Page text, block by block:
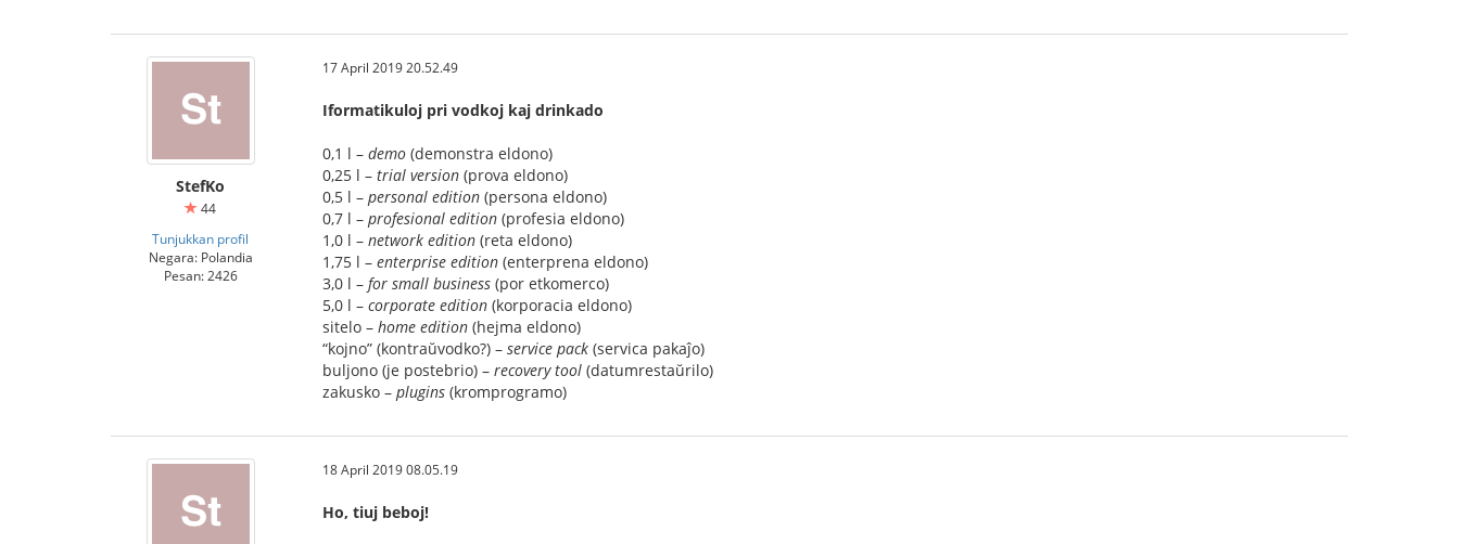
StefKo
44
Tunjukkan profil
Negara: Polandia
Pesan: 2426
17 April 2019 20.52.49
Iformatikuloj pri vodkoj kaj drinkado
0,1 l – demo (demonstra eldono)
0,25 l – trial version (prova eldono)
0,5 l – personal edition (persona eldono)
0,7 l – profesional edition (profesia eldono)
1,0 l – network edition (reta eldono)
1,75 l – enterprise edition (enterprena eldono)
3,0 l – for small business (por etkomerco)
5,0 l – corporate edition (korporacia eldono)
sitelo – home edition (hejma eldono)
“kojno” (kontraŭvodko?) – service pack (servica pakaĵo)
buljono (je postebrio) – recovery tool (datumrestaŭrilo)
zakusko – plugins (kromprogramo)
18 April 2019 08.05.19
Ho, tiuj beboj!